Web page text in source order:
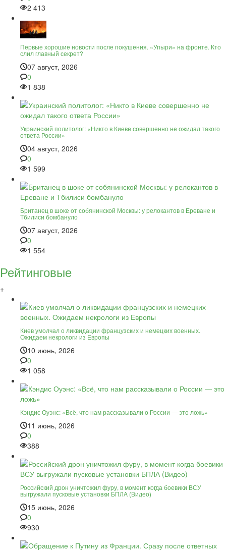
2 413
Первые хорошие новости после покушения. «Упыри» на фронте. Кто
слил главный секрет?
07 август, 2026
0
1 838
Украинский политолог: «Никто в Киеве совершенно не ожидал такого
ответа России»
04 август, 2026
0
1 599
Британец в шоке от собянинской Москвы: у релокантов в Ереване и
Тбилиси бомбануло
07 август, 2026
0
1 554
Рейтинговые
+
Киев умолчал о ликвидации французских и немецких военных.
Ожидаем некрологи из Европы
10 июнь, 2026
0
1 058
Кэндис Оуэнс: «Всё, что нам рассказывали о России — это ложь»
11 июнь, 2026
0
388
Российский дрон уничтожил фуру, в момент когда боевики ВСУ
выгружали пусковые установки БПЛА (Видео)
15 июнь, 2026
0
930